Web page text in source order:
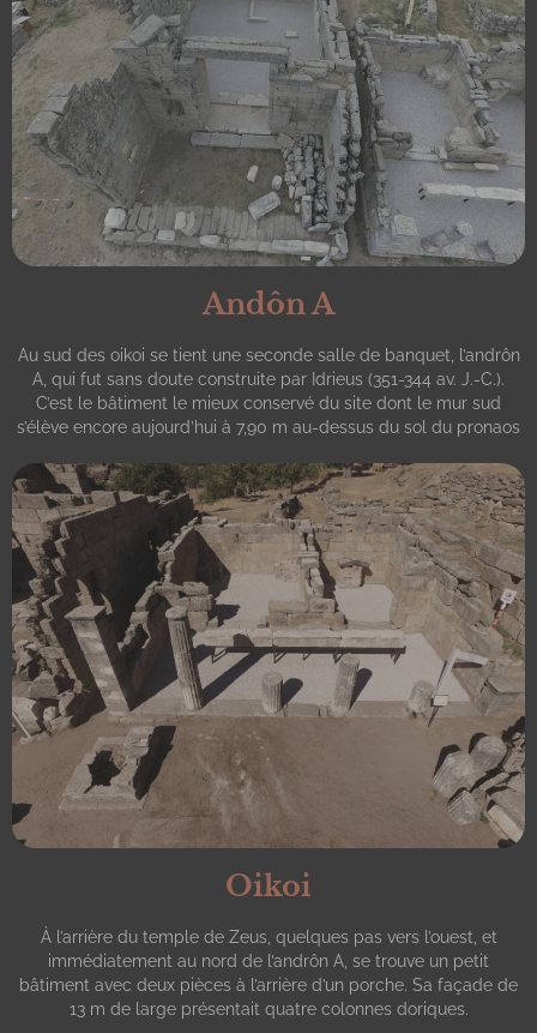
Andôn A
Au sud des oikoi se tient une seconde salle de banquet, l’andrôn
A, qui fut sans doute construite par Idrieus (351-344 av. J.-C.).
C’est le bâtiment le mieux conservé du site dont le mur sud
s’élève encore aujourd’hui à 7,90 m au-dessus du sol du pronaos
Oikoi
À l’arrière du temple de Zeus, quelques pas vers l’ouest, et
immédiatement au nord de l’andrôn A, se trouve un petit
bâtiment avec deux pièces à l’arrière d’un porche. Sa façade de
13 m de large présentait quatre colonnes doriques.